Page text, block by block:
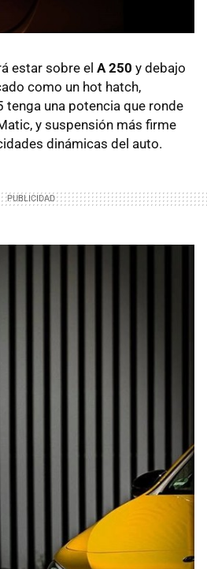
estar sobre el A 250 y debajo
como un hot hatch,
tenga una potencia que ronde
y suspensión más firme
dinámicas del auto.